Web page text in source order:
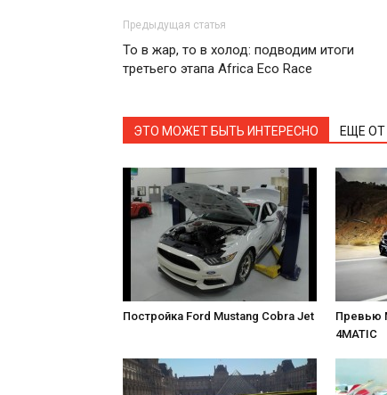
Предыдущая статья
То в жар, то в холод: подводим итоги
третьего этапа Africa Eco Race
ЭТО МОЖЕТ БЫТЬ ИНТЕРЕСНО ЕЩЕ
Постройка Ford Mustang Cobra Jet
Превью
4MATIC